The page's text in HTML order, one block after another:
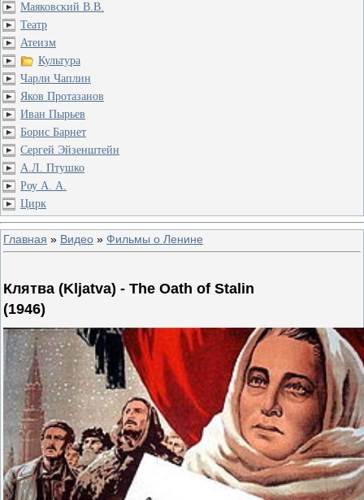
Маяковский В.В.
Театр
Атеизм
Культура
Чарли Чаплин
Яков Протазанов
Иван Пырьев
Борис Барнет
Сергей Эйзенштейн
А.Л. Птушко
Роу А. А.
Цирк
Главная » Видео » Фильмы о Ленине
Клятва (Kljatva) - The Oath of Stalin
(1946)